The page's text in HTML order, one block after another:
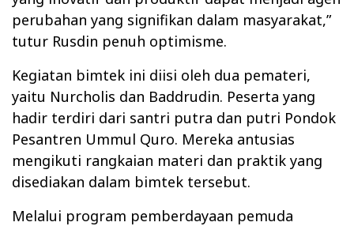
perubahan yang signifikan dalam masyarakat,”
tutur Rusdin penuh optimisme.
Kegiatan bimtek ini diisi oleh dua pemateri,
yaitu Nurcholis dan Baddrudin. Peserta yang
hadir terdiri dari santri putra dan putri Pondok
Pesantren Ummul Quro. Mereka antusias
mengikuti rangkaian materi dan praktik yang
disediakan dalam bimtek tersebut.
Melalui program pemberdayaan pemuda